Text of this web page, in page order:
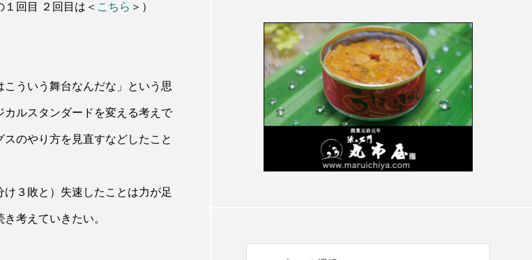
回目 ２回目は＜ こちら ＞）
ういう舞台なんだな」という思
ルスタンダードを変える考えで
のやり方を見直すなどしたこと
３敗と）失速したことは力が足
考えていきたい。